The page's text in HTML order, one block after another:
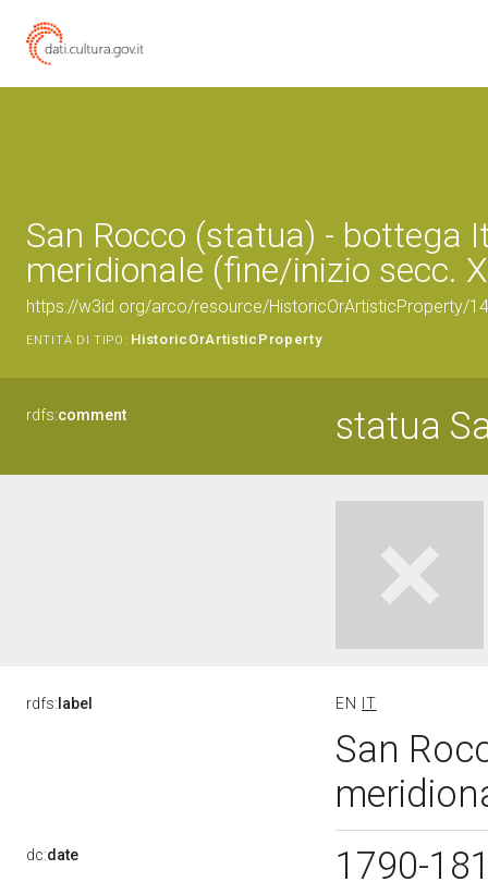
San Rocco (statua) - bottega
meridionale (fine/inizio secc.
https://w3id.org/arco/resource/HistoricOrArtisticProperty/
ENTITÀ DI TIPO: HistoricOrArtisticProperty
rdfs:comment statua
rdfs: label EN IT
San
dc:date 1790-